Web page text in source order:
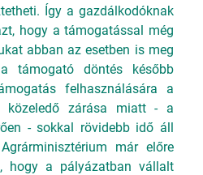
Így a gazdálkodóknak
hogy a támogatással még
abban az esetben is meg
támogató döntés később
felhasználására a
közeledő zárása miatt - a
- sokkal rövidebb idő áll
már előre
hogy a pályázatban vállalt